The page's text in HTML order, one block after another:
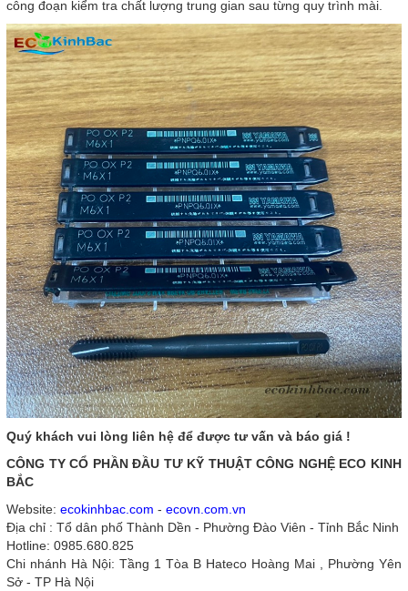
công đoạn kiểm tra chất lượng trung gian sau từng quy trình mài.
Quý khách vui lòng liên hệ để được tư vấn và báo giá !
CÔNG TY CỔ PHẦN ĐẦU TƯ KỸ THUẬT CÔNG NGHỆ ECO KINH
BẮC
Website: ecokinhbac.com - ecovn.com.vn
Địa chỉ : Tổ dân phố Thành Dền - Phường Đào Viên - Tỉnh Bắc Ninh
Hotline: 0985.680.825
Chi nhánh Hà Nội: Tầng 1 Tòa B Hateco Hoàng Mai , Phường Yên
Sở - TP Hà Nội